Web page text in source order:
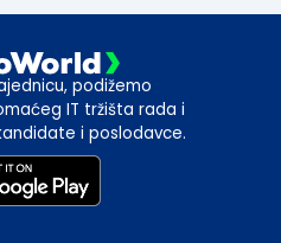
podižemo
IT tržišta rada i
i poslodavce.